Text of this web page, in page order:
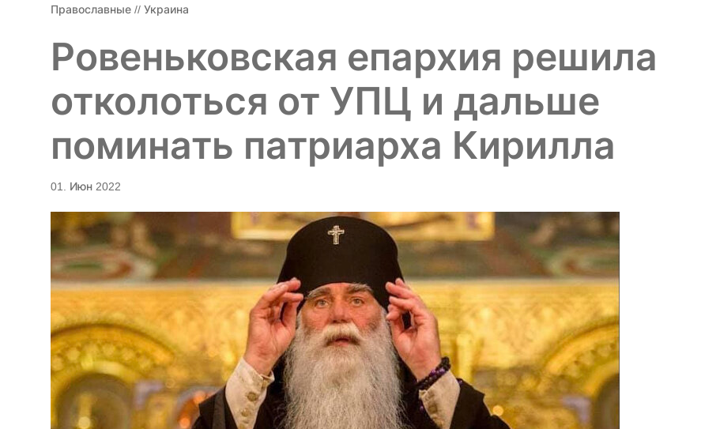
Православные // Украина
Ровеньковская епархия решила
отколоться от УПЦ и дальше
поминать патриарха Кирилла
01. Июн 2022